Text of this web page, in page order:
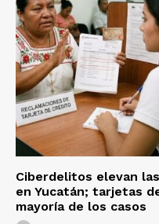
Ciberdelitos elevan
en Yucatán; tarjetas
mayoría de los casos